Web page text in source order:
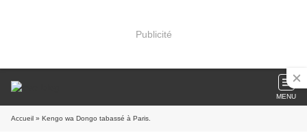
Publicité
MENU
Accueil » Kengo wa Dongo tabassé à Paris.